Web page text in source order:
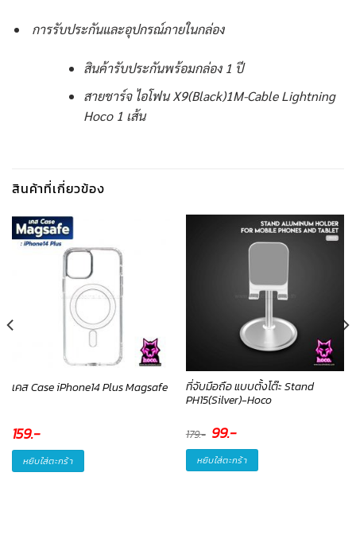
การรับประกันและอุปกรณ์ภายในกล่อง
สินค้ารับประกันพร้อมกล่อง 1 ปี
สายชาร์จ ไอโฟน X9(Black)1M-Cable Lightning
Hoco 1 เส้น
สินค้าที่เกี่ยวข้อง
เคส Case iPhone14 Plus Magsafe
159.-
หยิบใส่ตะกร้า
ที่จับมือถือ แบบตั้งโต๊ะ Stand
PH15(Silver)-Hoco
179.- Original
price
was:
179.-.
99.-Current
is:
99.-.
หยิบใส่ตะกร้า